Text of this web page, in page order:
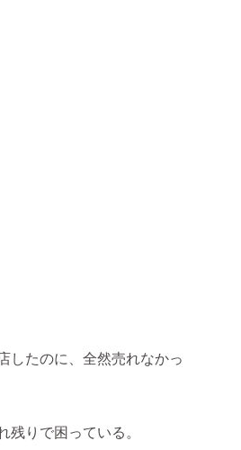
したのに、全然売れなかっ
残りで困っている。